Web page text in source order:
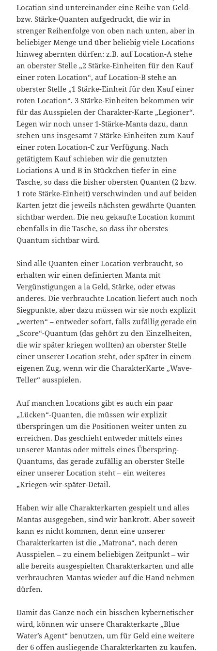
Location sind untereinander eine Reihe von Geld-
bzw. Stärke-Quanten aufgedruckt, die wir in
strenger Reihenfolge von oben nach unten, aber in
beliebiger Menge und über beliebig viele Locations
hinweg abernten dürfen: z.B. auf Location-A stehe
an oberster Stelle „2 Stärke-Einheiten für den Kauf
einer roten Location“, auf Location-B stehe an
oberster Stelle „1 Stärke-Einheit für den Kauf einer
roten Location“. 3 Stärke-Einheiten bekommen wir
für das Ausspielen der Charakter-Karte „Legioner“.
Legen wir noch unser 1-Stärke-Manta dazu, dann
stehen uns insgesamt 7 Stärke-Einheiten zum Kauf
einer roten Location-C zur Verfügung. Nach
getätigtem Kauf schieben wir die genutzten
Lociations A und B in Stückchen tiefer in eine
Tasche, so dass die bisher obersten Quanten (2 bzw.
1 rote Stärke-Einheit) verschwinden und auf beiden
Karten jetzt die jeweils nächsten gewährte Quanten
sichtbar werden. Die neu gekaufte Location kommt
ebenfalls in die Tasche, so dass ihr oberstes
Quantum sichtbar wird.
Sind alle Quanten einer Location verbraucht, so
erhalten wir einen definierten Manta mit
Vergünstigungen a la Geld, Stärke, oder etwas
anderes. Die verbrauchte Location liefert auch noch
Siegpunkte, aber dazu müssen wir sie noch explizit
„werten“ – entweder sofort, falls zufällig gerade ein
„Score“-Quantum (das gehört zu den Einzelheiten,
die wir später kriegen wollten) an oberster Stelle
einer unserer Location steht, oder später in einem
eigenen Zug, wenn wir die CharakterKarte „Wave-
Teller“ ausspielen.
Auf manchen Locations gibt es auch ein paar
„Lücken“-Quanten, die müssen wir explizit
überspringen um die Positionen weiter unten zu
erreichen. Das geschieht entweder mittels eines
unserer Mantas oder mittels eines Überspring-
Quantums, das gerade zufällig an oberster Stelle
einer unserer Location steht – ein weiteres
„Kriegen-wir-später-Detail.
Haben wir alle Charakterkarten gespielt und alles
Mantas ausgegeben, sind wir bankrott. Aber soweit
kann es nicht kommen, denn eine unserer
Charakterkarten ist die „Matrona“, nach deren
Ausspielen – zu einem beliebigen Zeitpunkt – wir
alle bereits ausgespielten Charakterkarten und alle
verbrauchten Mantas wieder auf die Hand nehmen
dürfen.
Damit das Ganze noch ein bisschen kybernetischer
wird, können wir unsere Charakterkarte „Blue
Water’s Agent“ benutzen, um für Geld eine weitere
der 6 offen ausliegende Charakterkarten zu kaufen.